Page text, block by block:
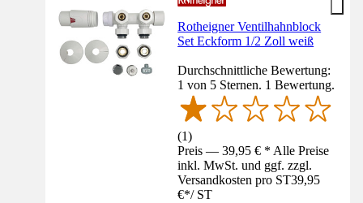
Rotheigner Ventilhahnblock
Set Eckform 1/2 Zoll weiß
Durchschnittliche Bewertung:
1 von 5 Sternen. 1 Bewertung.
(1)
Preis — 39,95 € * Alle Preise
inkl. MwSt. und ggf. zzgl.
Versandkosten pro ST39,95
€*/ ST